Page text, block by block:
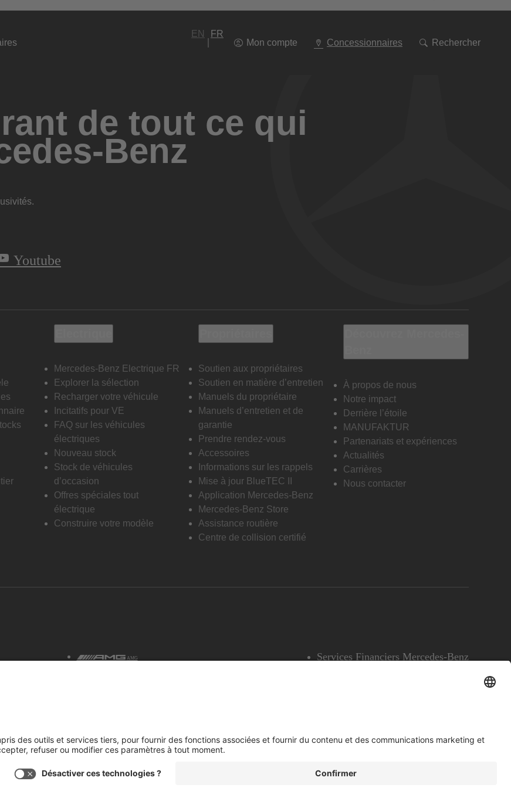
EN
FR
Mon compte
Concessionnaires Rechercher
à
de tout ce qui
Benz
Youtube
Mercedes-Benz Electrique FR
Explorer la sélection
Recharger votre véhicule
Incitatifs pour VE
FAQ sur les véhicules
électriques
Nouveau stock
Stock de véhicules
d’occasion
Offres spéciales tout
électrique
Construire votre modèle
Soutien aux propriétaires
Soutien en matière d’entretien
Manuels du propriétaire
Manuels d’entretien et de
garantie
Prendre rendez-vous
Accessoires
Informations sur les rappels
Mise à jour BlueTEC II
Application Mercedes-Benz
Mercedes-Benz Store
Assistance routière
Centre de collision certifié
À propos de nous
Notre impact
Derrière l’étoile
MANUFAKTUR
Partenariats et expériences
Actualités
Carrières
Nous contacter
AMG Services Financiers Mercedes-Benz